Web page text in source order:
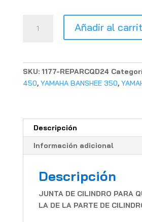
CILINDRO
Añadir al
SKU: 1177-REPARCQD24
450, YAMAHA BANSHEE 350,
Descripción
Información adicional
Descripción
JUNTA DE CILINDRO PARA
LA DE LA PARTE DE